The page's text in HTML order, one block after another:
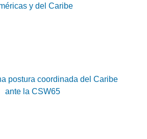
y del Caribe
postura coordinada del Caribe
ante la CSW65